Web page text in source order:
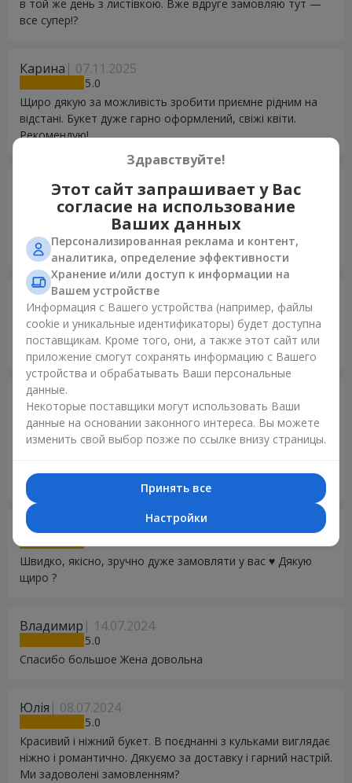
в той же день з листівкою. Вже вдруге замовляю тут —
все супер!?
Карина 07.11.2025
5
Щиро дякую за можливість зробити приємне рідним на
відстані. Букет дуже гарно оформлений, свіжі квіти.
Рекомендую!
Катерина 12.09.2025
5
Дуже задоволена доставкою, квіти просто чарівні.
Замовляла експрес доставку, я просто в захваті за
оперативність. Дякую!
Марина 17.08.2025
5
Все супер. Приємні люди, доставка вчасно. Моя донька
дуже задоволена. Дякую Вам.
Юлия 20.02.2025
5
Цветы немного отличались от фото на сайте, но в
общем все остались довольны. Спасибо за возможность
близким.
Галина
Швидко, якісно, зручно дуже замовляти у вас ♥️ Дякую
щиро ?
Владимир 14.07.2024
5
Спасибо большое Жена довольна
Юлія 08.07.2024
5
Красивий і ніжний букет. В поєднанні з кульками виглядає
ніжно і романтично. Дякуємо за доставку і гарний настрій.
Ми задоволені замовленням?
Здравствуйте!
Этот сайт запрашивает у Вас
согласие на использование
Ваших данных
Персонализированная реклама и контент,
аналитика, определение эффективности
Хранение и/или доступ к информации на
Вашем устройстве
Информация с Вашего устройства (например, файлы
cookie и уникальные идентификаторы) будет доступна
поставщикам. Кроме того, они, а также этот сайт или
приложение смогут сохранять информацию с Вашего
устройства и обрабатывать Ваши персональные
данные.
Некоторые поставщики могут использовать Ваши
данные на основании законного интереса. Вы можете
изменить свой выбор позже по ссылке внизу страницы.
Принять все
Настройки